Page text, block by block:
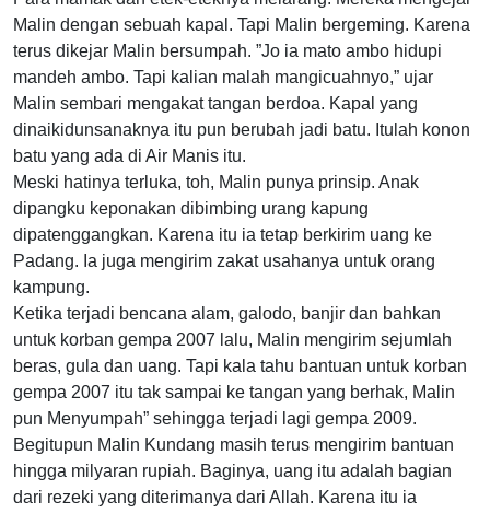
Malin dengan sebuah kapal. Tapi Malin bergeming. Karena
terus dikejar Malin bersumpah. ”Jo ia mato ambo hidupi
mandeh ambo. Tapi kalian malah mangicuahnyo,” ujar
Malin sembari mengakat tangan berdoa. Kapal yang
dinaikidunsanaknya itu pun berubah jadi batu. Itulah konon
batu yang ada di Air Manis itu.
Meski hatinya terluka, toh, Malin punya prinsip. Anak
dipangku keponakan dibimbing urang kapung
dipatenggangkan. Karena itu ia tetap berkirim uang ke
Padang. Ia juga mengirim zakat usahanya untuk orang
kampung.
Ketika terjadi bencana alam, galodo, banjir dan bahkan
untuk korban gempa 2007 lalu, Malin mengirim sejumlah
beras, gula dan uang. Tapi kala tahu bantuan untuk korban
gempa 2007 itu tak sampai ke tangan yang berhak, Malin
pun Menyumpah” sehingga terjadi lagi gempa 2009.
Begitupun Malin Kundang masih terus mengirim bantuan
hingga milyaran rupiah. Baginya, uang itu adalah bagian
dari rezeki yang diterimanya dari Allah. Karena itu ia